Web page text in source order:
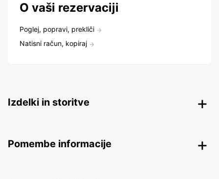
O vaši rezervaciji
Poglej, popravi, prekliči
Natisni račun, kopiraj
Izdelki in storitve
Pomembe informacije